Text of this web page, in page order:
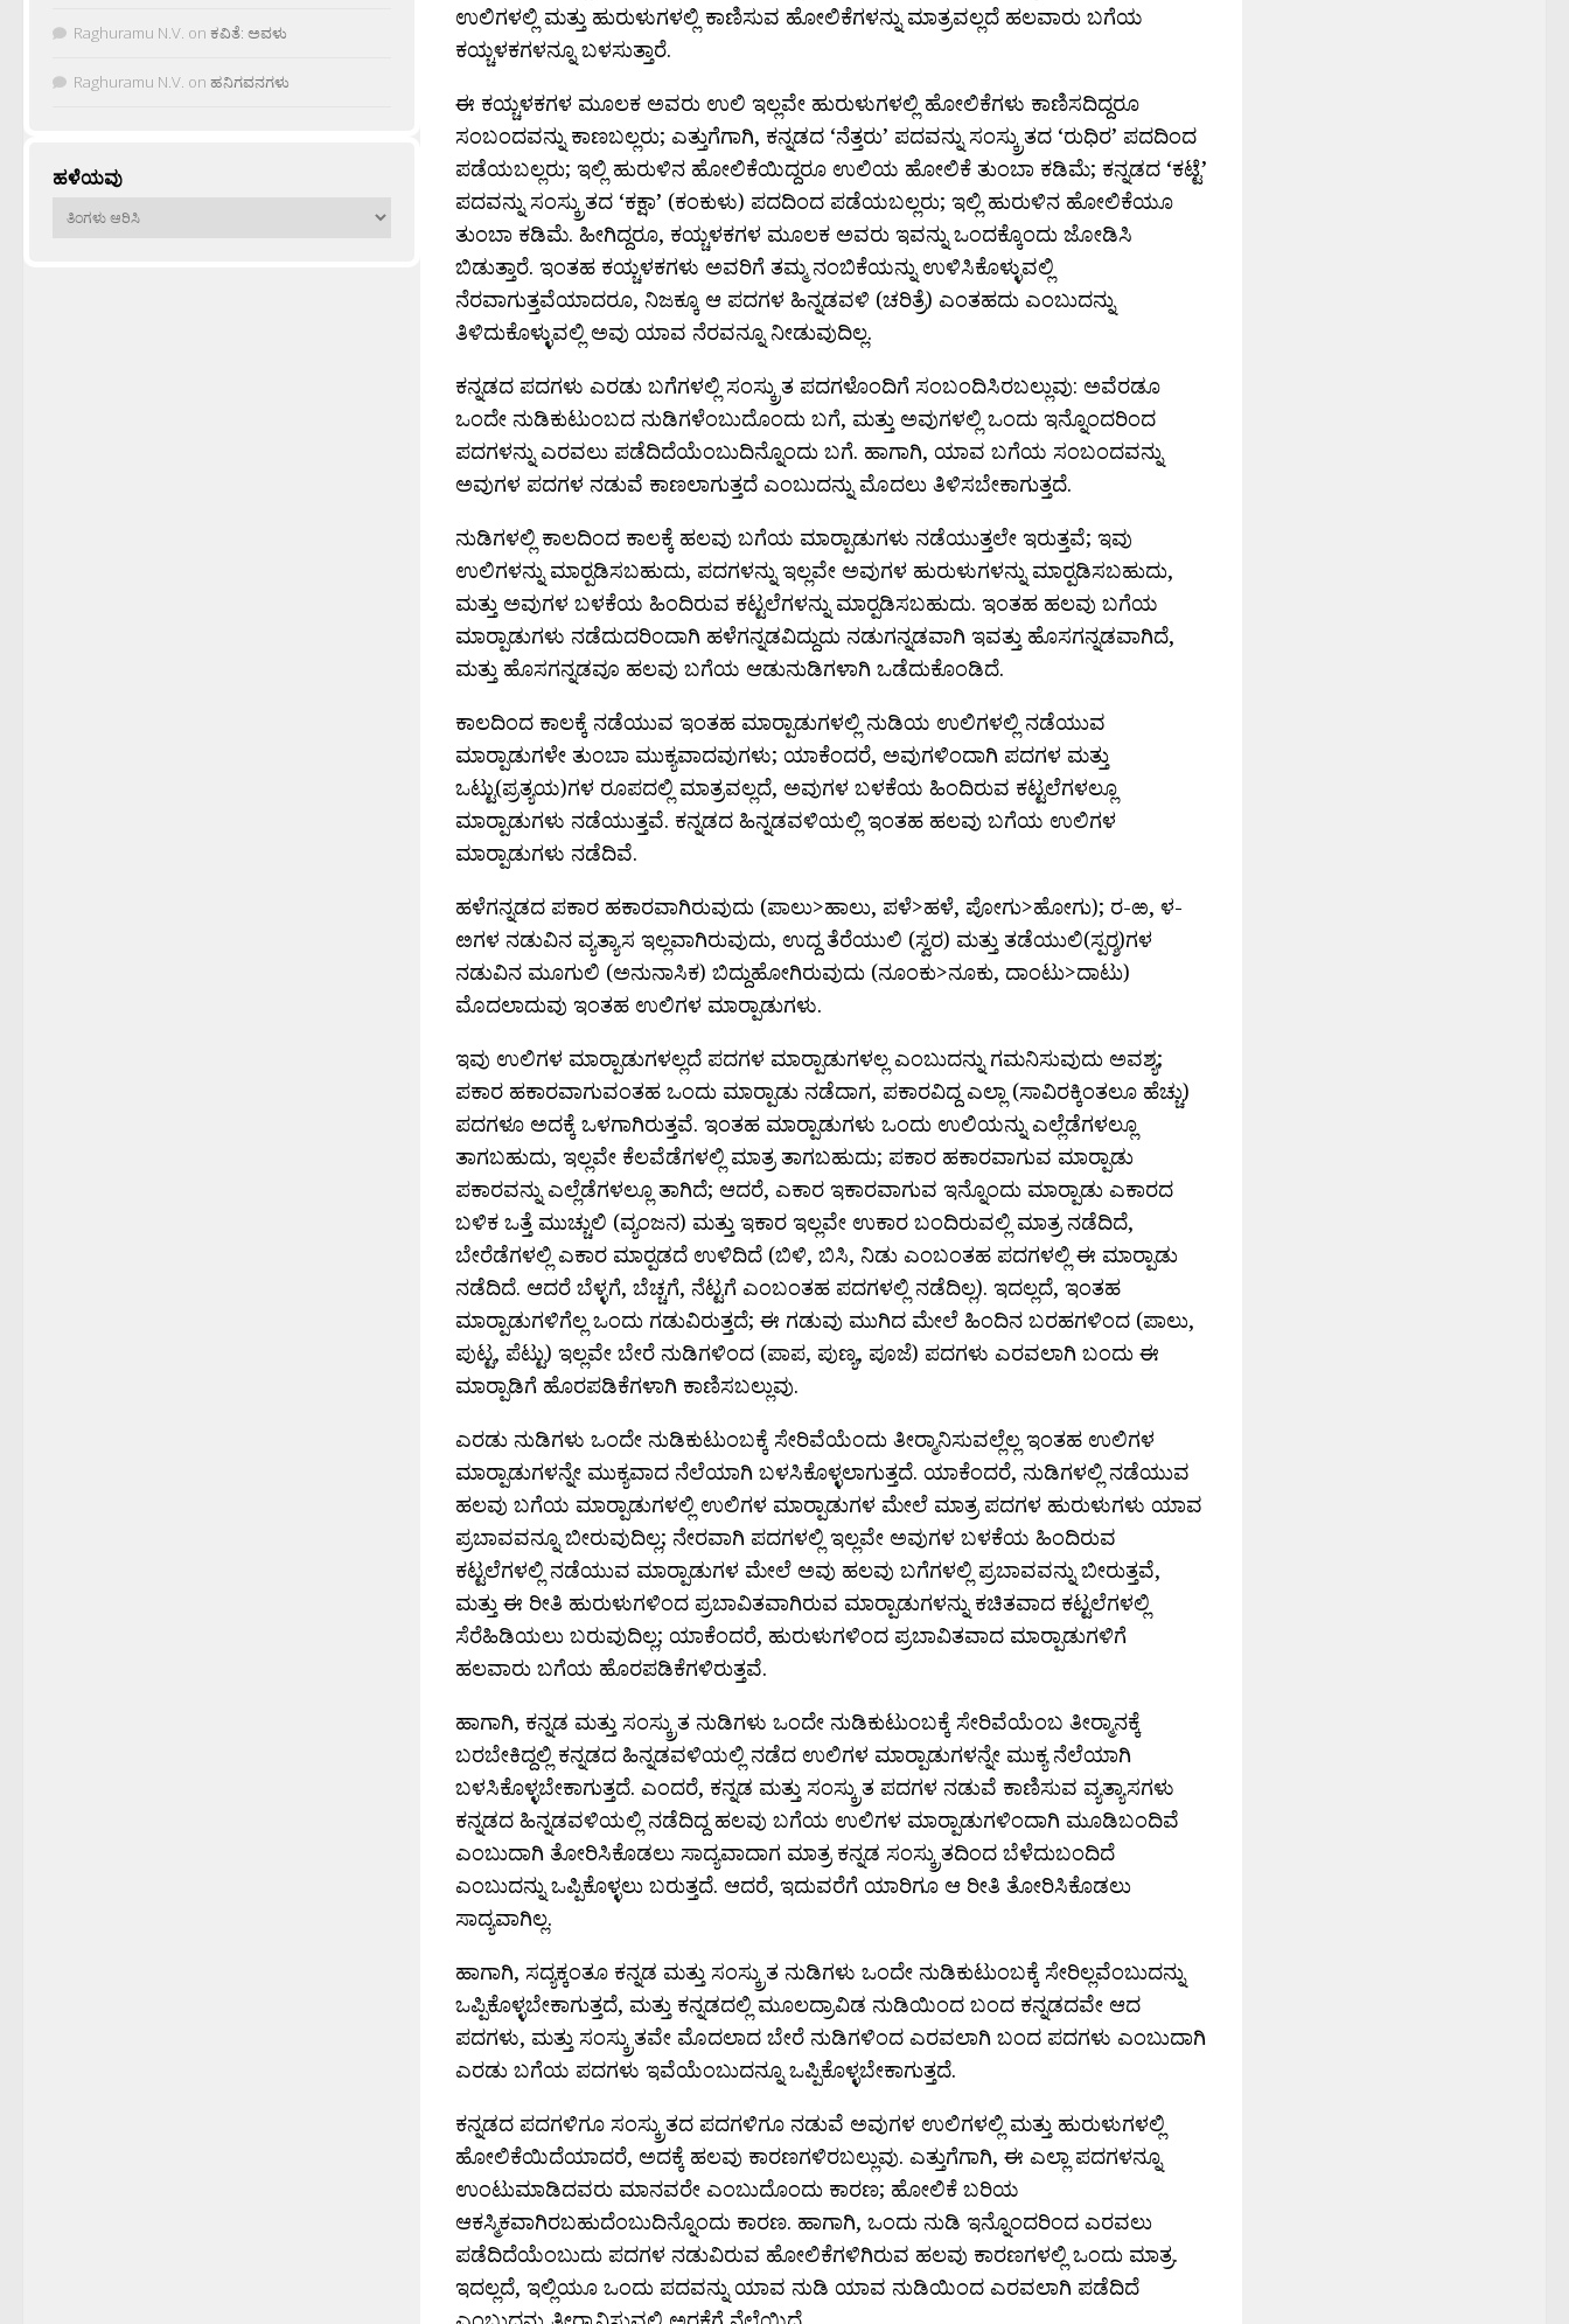
ಉಲಿಗಳಲ್ಲಿ ಮತ್ತು ಹುರುಳುಗಳಲ್ಲಿ ಕಾಣಿಸುವ ಹೋಲಿಕೆಗಳನ್ನು ಮಾತ್ರವಲ್ಲದೆ ಹಲವಾರು ಬಗೆಯ
ಕಯ್ಚಳಕಗಳನ್ನೂ ಬಳಸುತ್ತಾರೆ.
ಈ ಕಯ್ಚಳಕಗಳ ಮೂಲಕ ಅವರು ಉಲಿ ಇಲ್ಲವೇ ಹುರುಳುಗಳಲ್ಲಿ ಹೋಲಿಕೆಗಳು ಕಾಣಿಸದಿದ್ದರೂ
ಸಂಬಂದವನ್ನು ಕಾಣಬಲ್ಲರು; ಎತ್ತುಗೆಗಾಗಿ, ಕನ್ನಡದ ‘ನೆತ್ತರು’ ಪದವನ್ನು ಸಂಸ್ಕ್ರುತದ ‘ರುಧಿರ’ ಪದದಿಂದ
ಪಡೆಯಬಲ್ಲರು; ಇಲ್ಲಿ ಹುರುಳಿನ ಹೋಲಿಕೆಯಿದ್ದರೂ ಉಲಿಯ ಹೋಲಿಕೆ ತುಂಬಾ ಕಡಿಮೆ; ಕನ್ನಡದ ‘ಕಟ್ಟೆ’
ಪದವನ್ನು ಸಂಸ್ಕ್ರುತದ ‘ಕಕ್ಷಾ’ (ಕಂಕುಳು) ಪದದಿಂದ ಪಡೆಯಬಲ್ಲರು; ಇಲ್ಲಿ ಹುರುಳಿನ ಹೋಲಿಕೆಯೂ
ತುಂಬಾ ಕಡಿಮೆ. ಹೀಗಿದ್ದರೂ, ಕಯ್ಚಳಕಗಳ ಮೂಲಕ ಅವರು ಇವನ್ನು ಒಂದಕ್ಕೊಂದು ಜೋಡಿಸಿ
ಬಿಡುತ್ತಾರೆ. ಇಂತಹ ಕಯ್ಚಳಕಗಳು ಅವರಿಗೆ ತಮ್ಮ ನಂಬಿಕೆಯನ್ನು ಉಳಿಸಿಕೊಳ್ಳುವಲ್ಲಿ
ನೆರವಾಗುತ್ತವೆಯಾದರೂ, ನಿಜಕ್ಕೂ ಆ ಪದಗಳ ಹಿನ್ನಡವಳಿ (ಚರಿತ್ರೆ) ಎಂತಹದು ಎಂಬುದನ್ನು
ತಿಳಿದುಕೊಳ್ಳುವಲ್ಲಿ ಅವು ಯಾವ ನೆರವನ್ನೂ ನೀಡುವುದಿಲ್ಲ.
ಕನ್ನಡದ ಪದಗಳು ಎರಡು ಬಗೆಗಳಲ್ಲಿ ಸಂಸ್ಕ್ರುತ ಪದಗಳೊಂದಿಗೆ ಸಂಬಂದಿಸಿರಬಲ್ಲುವು: ಅವೆರಡೂ
ಒಂದೇ ನುಡಿಕುಟುಂಬದ ನುಡಿಗಳೆಂಬುದೊಂದು ಬಗೆ, ಮತ್ತು ಅವುಗಳಲ್ಲಿ ಒಂದು ಇನ್ನೊಂದರಿಂದ
ಪದಗಳನ್ನು ಎರವಲು ಪಡೆದಿದೆಯೆಂಬುದಿನ್ನೊಂದು ಬಗೆ. ಹಾಗಾಗಿ, ಯಾವ ಬಗೆಯ ಸಂಬಂದವನ್ನು
ಅವುಗಳ ಪದಗಳ ನಡುವೆ ಕಾಣಲಾಗುತ್ತದೆ ಎಂಬುದನ್ನು ಮೊದಲು ತಿಳಿಸಬೇಕಾಗುತ್ತದೆ.
ನುಡಿಗಳಲ್ಲಿ ಕಾಲದಿಂದ ಕಾಲಕ್ಕೆ ಹಲವು ಬಗೆಯ ಮಾರ್‍ಪಾಡುಗಳು ನಡೆಯುತ್ತಲೇ ಇರುತ್ತವೆ; ಇವು
ಉಲಿಗಳನ್ನು ಮಾರ್‍ಪಡಿಸಬಹುದು, ಪದಗಳನ್ನು ಇಲ್ಲವೇ ಅವುಗಳ ಹುರುಳುಗಳನ್ನು ಮಾರ್‍ಪಡಿಸಬಹುದು,
ಮತ್ತು ಅವುಗಳ ಬಳಕೆಯ ಹಿಂದಿರುವ ಕಟ್ಟಲೆಗಳನ್ನು ಮಾರ್‍ಪಡಿಸಬಹುದು. ಇಂತಹ ಹಲವು ಬಗೆಯ
ಮಾರ್‍ಪಾಡುಗಳು ನಡೆದುದರಿಂದಾಗಿ ಹಳೆಗನ್ನಡವಿದ್ದುದು ನಡುಗನ್ನಡವಾಗಿ ಇವತ್ತು ಹೊಸಗನ್ನಡವಾಗಿದೆ,
ಮತ್ತು ಹೊಸಗನ್ನಡವೂ ಹಲವು ಬಗೆಯ ಆಡುನುಡಿಗಳಾಗಿ ಒಡೆದುಕೊಂಡಿದೆ.
ಕಾಲದಿಂದ ಕಾಲಕ್ಕೆ ನಡೆಯುವ ಇಂತಹ ಮಾರ್‍ಪಾಡುಗಳಲ್ಲಿ ನುಡಿಯ ಉಲಿಗಳಲ್ಲಿ ನಡೆಯುವ
ಮಾರ್‍ಪಾಡುಗಳೇ ತುಂಬಾ ಮುಕ್ಯವಾದವುಗಳು; ಯಾಕೆಂದರೆ, ಅವುಗಳಿಂದಾಗಿ ಪದಗಳ ಮತ್ತು
ಒಟ್ಟು(ಪ್ರತ್ಯಯ)ಗಳ ರೂಪದಲ್ಲಿ ಮಾತ್ರವಲ್ಲದೆ, ಅವುಗಳ ಬಳಕೆಯ ಹಿಂದಿರುವ ಕಟ್ಟಲೆಗಳಲ್ಲೂ
ಮಾರ್‍ಪಾಡುಗಳು ನಡೆಯುತ್ತವೆ. ಕನ್ನಡದ ಹಿನ್ನಡವಳಿಯಲ್ಲಿ ಇಂತಹ ಹಲವು ಬಗೆಯ ಉಲಿಗಳ
ಮಾರ್‍ಪಾಡುಗಳು ನಡೆದಿವೆ.
ಹಳೆಗನ್ನಡದ ಪಕಾರ ಹಕಾರವಾಗಿರುವುದು (ಪಾಲು>ಹಾಲು, ಪಳೆ>ಹಳೆ, ಪೋಗು>ಹೋಗು); ರ-ಱ, ಳ-
ೞಗಳ ನಡುವಿನ ವ್ಯತ್ಯಾಸ ಇಲ್ಲವಾಗಿರುವುದು, ಉದ್ದ ತೆರೆಯುಲಿ (ಸ್ವರ) ಮತ್ತು ತಡೆಯುಲಿ(ಸ್ಪರ‍್ಶ)ಗಳ
ನಡುವಿನ ಮೂಗುಲಿ (ಅನುನಾಸಿಕ) ಬಿದ್ದುಹೋಗಿರುವುದು (ನೂಂಕು>ನೂಕು, ದಾಂಟು>ದಾಟು)
ಮೊದಲಾದುವು ಇಂತಹ ಉಲಿಗಳ ಮಾರ್‍ಪಾಡುಗಳು.
ಇವು ಉಲಿಗಳ ಮಾರ್‍ಪಾಡುಗಳಲ್ಲದೆ ಪದಗಳ ಮಾರ್‍ಪಾಡುಗಳಲ್ಲ ಎಂಬುದನ್ನು ಗಮನಿಸುವುದು ಅವಶ್ಯ;
ಪಕಾರ ಹಕಾರವಾಗುವಂತಹ ಒಂದು ಮಾರ್‍ಪಾಡು ನಡೆದಾಗ, ಪಕಾರವಿದ್ದ ಎಲ್ಲಾ (ಸಾವಿರಕ್ಕಿಂತಲೂ ಹೆಚ್ಚು)
ಪದಗಳೂ ಅದಕ್ಕೆ ಒಳಗಾಗಿರುತ್ತವೆ. ಇಂತಹ ಮಾರ್‍ಪಾಡುಗಳು ಒಂದು ಉಲಿಯನ್ನು ಎಲ್ಲೆಡೆಗಳಲ್ಲೂ
ತಾಗಬಹುದು, ಇಲ್ಲವೇ ಕೆಲವೆಡೆಗಳಲ್ಲಿ ಮಾತ್ರ ತಾಗಬಹುದು; ಪಕಾರ ಹಕಾರವಾಗುವ ಮಾರ್‍ಪಾಡು
ಪಕಾರವನ್ನು ಎಲ್ಲೆಡೆಗಳಲ್ಲೂ ತಾಗಿದೆ; ಆದರೆ, ಎಕಾರ ಇಕಾರವಾಗುವ ಇನ್ನೊಂದು ಮಾರ್‍ಪಾಡು ಎಕಾರದ
ಬಳಿಕ ಒತ್ತೆ ಮುಚ್ಚುಲಿ (ವ್ಯಂಜನ) ಮತ್ತು ಇಕಾರ ಇಲ್ಲವೇ ಉಕಾರ ಬಂದಿರುವಲ್ಲಿ ಮಾತ್ರ ನಡೆದಿದೆ,
ಬೇರೆಡೆಗಳಲ್ಲಿ ಎಕಾರ ಮಾರ್‍ಪಡದೆ ಉಳಿದಿದೆ (ಬಿಳಿ, ಬಿಸಿ, ನಿಡು ಎಂಬಂತಹ ಪದಗಳಲ್ಲಿ ಈ ಮಾರ್‍ಪಾಡು
ನಡೆದಿದೆ. ಆದರೆ ಬೆಳ್ಳಗೆ, ಬೆಚ್ಚಗೆ, ನೆಟ್ಟಗೆ ಎಂಬಂತಹ ಪದಗಳಲ್ಲಿ ನಡೆದಿಲ್ಲ). ಇದಲ್ಲದೆ, ಇಂತಹ
ಮಾರ್‍ಪಾಡುಗಳಿಗೆಲ್ಲ ಒಂದು ಗಡುವಿರುತ್ತದೆ; ಈ ಗಡುವು ಮುಗಿದ ಮೇಲೆ ಹಿಂದಿನ ಬರಹಗಳಿಂದ (ಪಾಲು,
ಪುಟ್ಟ, ಪೆಟ್ಟು) ಇಲ್ಲವೇ ಬೇರೆ ನುಡಿಗಳಿಂದ (ಪಾಪ, ಪುಣ್ಯ, ಪೂಜೆ) ಪದಗಳು ಎರವಲಾಗಿ ಬಂದು ಈ
ಮಾರ್‍ಪಾಡಿಗೆ ಹೊರಪಡಿಕೆಗಳಾಗಿ ಕಾಣಿಸಬಲ್ಲುವು.
ಎರಡು ನುಡಿಗಳು ಒಂದೇ ನುಡಿಕುಟುಂಬಕ್ಕೆ ಸೇರಿವೆಯೆಂದು ತೀರ‍್ಮಾನಿಸುವಲ್ಲೆಲ್ಲ ಇಂತಹ ಉಲಿಗಳ
ಮಾರ್‍ಪಾಡುಗಳನ್ನೇ ಮುಕ್ಯವಾದ ನೆಲೆಯಾಗಿ ಬಳಸಿಕೊಳ್ಳಲಾಗುತ್ತದೆ. ಯಾಕೆಂದರೆ, ನುಡಿಗಳಲ್ಲಿ ನಡೆಯುವ
ಹಲವು ಬಗೆಯ ಮಾರ್‍ಪಾಡುಗಳಲ್ಲಿ ಉಲಿಗಳ ಮಾರ್‍ಪಾಡುಗಳ ಮೇಲೆ ಮಾತ್ರ ಪದಗಳ ಹುರುಳುಗಳು ಯಾವ
ಪ್ರಬಾವವನ್ನೂ ಬೀರುವುದಿಲ್ಲ; ನೇರವಾಗಿ ಪದಗಳಲ್ಲಿ ಇಲ್ಲವೇ ಅವುಗಳ ಬಳಕೆಯ ಹಿಂದಿರುವ
ಕಟ್ಟಲೆಗಳಲ್ಲಿ ನಡೆಯುವ ಮಾರ್‍ಪಾಡುಗಳ ಮೇಲೆ ಅವು ಹಲವು ಬಗೆಗಳಲ್ಲಿ ಪ್ರಬಾವವನ್ನು ಬೀರುತ್ತವೆ,
ಮತ್ತು ಈ ರೀತಿ ಹುರುಳುಗಳಿಂದ ಪ್ರಬಾವಿತವಾಗಿರುವ ಮಾರ್‍ಪಾಡುಗಳನ್ನು ಕಚಿತವಾದ ಕಟ್ಟಲೆಗಳಲ್ಲಿ
ಸೆರೆಹಿಡಿಯಲು ಬರುವುದಿಲ್ಲ; ಯಾಕೆಂದರೆ, ಹುರುಳುಗಳಿಂದ ಪ್ರಬಾವಿತವಾದ ಮಾರ್‍ಪಾಡುಗಳಿಗೆ
ಹಲವಾರು ಬಗೆಯ ಹೊರಪಡಿಕೆಗಳಿರುತ್ತವೆ.
ಹಾಗಾಗಿ, ಕನ್ನಡ ಮತ್ತು ಸಂಸ್ಕ್ರುತ ನುಡಿಗಳು ಒಂದೇ ನುಡಿಕುಟುಂಬಕ್ಕೆ ಸೇರಿವೆಯೆಂಬ ತೀರ್‍ಮಾನಕ್ಕೆ
ಬರಬೇಕಿದ್ದಲ್ಲಿ ಕನ್ನಡದ ಹಿನ್ನಡವಳಿಯಲ್ಲಿ ನಡೆದ ಉಲಿಗಳ ಮಾರ್‍ಪಾಡುಗಳನ್ನೇ ಮುಕ್ಯ ನೆಲೆಯಾಗಿ
ಬಳಸಿಕೊಳ್ಳಬೇಕಾಗುತ್ತದೆ. ಎಂದರೆ, ಕನ್ನಡ ಮತ್ತು ಸಂಸ್ಕ್ರುತ ಪದಗಳ ನಡುವೆ ಕಾಣಿಸುವ ವ್ಯತ್ಯಾಸಗಳು
ಕನ್ನಡದ ಹಿನ್ನಡವಳಿಯಲ್ಲಿ ನಡೆದಿದ್ದ ಹಲವು ಬಗೆಯ ಉಲಿಗಳ ಮಾರ್‍ಪಾಡುಗಳಿಂದಾಗಿ ಮೂಡಿಬಂದಿವೆ
ಎಂಬುದಾಗಿ ತೋರಿಸಿಕೊಡಲು ಸಾದ್ಯವಾದಾಗ ಮಾತ್ರ ಕನ್ನಡ ಸಂಸ್ಕ್ರುತದಿಂದ ಬೆಳೆದುಬಂದಿದೆ
ಎಂಬುದನ್ನು ಒಪ್ಪಿಕೊಳ್ಳಲು ಬರುತ್ತದೆ. ಆದರೆ, ಇದುವರೆಗೆ ಯಾರಿಗೂ ಆ ರೀತಿ ತೋರಿಸಿಕೊಡಲು
ಸಾದ್ಯವಾಗಿಲ್ಲ.
ಹಾಗಾಗಿ, ಸದ್ಯಕ್ಕಂತೂ ಕನ್ನಡ ಮತ್ತು ಸಂಸ್ಕ್ರುತ ನುಡಿಗಳು ಒಂದೇ ನುಡಿಕುಟುಂಬಕ್ಕೆ ಸೇರಿಲ್ಲವೆಂಬುದನ್ನು
ಒಪ್ಪಿಕೊಳ್ಳಬೇಕಾಗುತ್ತದೆ, ಮತ್ತು ಕನ್ನಡದಲ್ಲಿ ಮೂಲದ್ರಾವಿಡ ನುಡಿಯಿಂದ ಬಂದ ಕನ್ನಡದವೇ ಆದ
ಪದಗಳು, ಮತ್ತು ಸಂಸ್ಕ್ರುತವೇ ಮೊದಲಾದ ಬೇರೆ ನುಡಿಗಳಿಂದ ಎರವಲಾಗಿ ಬಂದ ಪದಗಳು ಎಂಬುದಾಗಿ
ಎರಡು ಬಗೆಯ ಪದಗಳು ಇವೆಯೆಂಬುದನ್ನೂ ಒಪ್ಪಿಕೊಳ್ಳಬೇಕಾಗುತ್ತದೆ.
ಕನ್ನಡದ ಪದಗಳಿಗೂ ಸಂಸ್ಕ್ರುತದ ಪದಗಳಿಗೂ ನಡುವೆ ಅವುಗಳ ಉಲಿಗಳಲ್ಲಿ ಮತ್ತು ಹುರುಳುಗಳಲ್ಲಿ
ಹೋಲಿಕೆಯಿದೆಯಾದರೆ, ಅದಕ್ಕೆ ಹಲವು ಕಾರಣಗಳಿರಬಲ್ಲುವು. ಎತ್ತುಗೆಗಾಗಿ, ಈ ಎಲ್ಲಾ ಪದಗಳನ್ನೂ
ಉಂಟುಮಾಡಿದವರು ಮಾನವರೇ ಎಂಬುದೊಂದು ಕಾರಣ; ಹೋಲಿಕೆ ಬರಿಯ
ಆಕಸ್ಮಿಕವಾಗಿರಬಹುದೆಂಬುದಿನ್ನೊಂದು ಕಾರಣ. ಹಾಗಾಗಿ, ಒಂದು ನುಡಿ ಇನ್ನೊಂದರಿಂದ ಎರವಲು
ಪಡೆದಿದೆಯೆಂಬುದು ಪದಗಳ ನಡುವಿರುವ ಹೋಲಿಕೆಗಳಿಗಿರುವ ಹಲವು ಕಾರಣಗಳಲ್ಲಿ ಒಂದು ಮಾತ್ರ.
ಇದಲ್ಲದೆ, ಇಲ್ಲಿಯೂ ಒಂದು ಪದವನ್ನು ಯಾವ ನುಡಿ ಯಾವ ನುಡಿಯಿಂದ ಎರವಲಾಗಿ ಪಡೆದಿದೆ
Raghuramu N.V. on ಕವಿತೆ: ಅವಳು
Raghuramu N.V. on ಹನಿಗವನಗಳು
ಹಳೆಯವು
ಹಳೆಯವು